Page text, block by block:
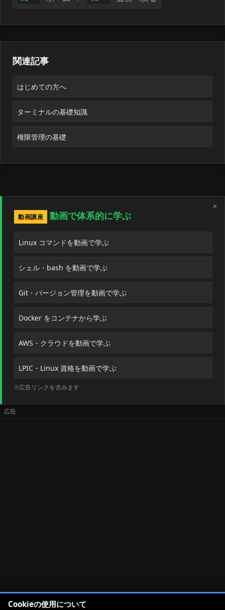
Cookieの使用について
関連記事
はじめての方へ
ターミナルの基礎知識
権限管理の基礎
×
動画講座
動画で体系的に学ぶ
Linux コマンドを動画で学ぶ
シェル・bash を動画で学ぶ
Git・バージョン管理を動画で学ぶ
Docker をコンテナから学ぶ
AWS・クラウドを動画で学ぶ
LPIC・Linux 資格を動画で学ぶ
※広告リンクを含みます